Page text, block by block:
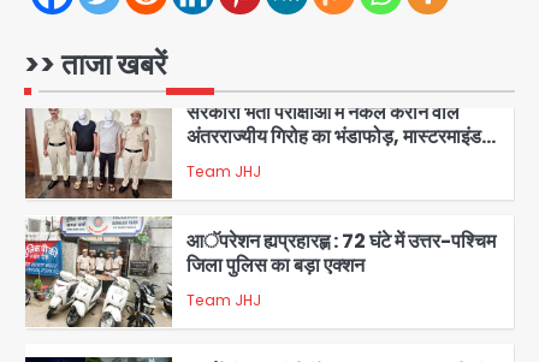
>> ताजा खबरें
भंडाफोड़
3
सरकारी भर्ती परीक्षाओं में नकल कराने वाले
अंतरराज्यीय गिरोह का भंडाफोड़, मास्टरमाइंड
समेत 7 गिरफ्तार
4
आॅपरेशन ह्यप्रहारह्ण : 72 घंटे में उत्तर-पश्चिम
जिला पुलिस का बड़ा एक्शन
Team JHJ